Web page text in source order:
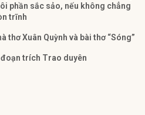
phần sắc sảo, nếu không chẳng
trĩnh
thơ Xuân Quỳnh và bài thơ “Sóng”
đoạn trích Trao duyên